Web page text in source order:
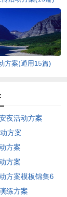
方案(通用15篇)
夜活动方案
方案
方案
方案
方案模板锦集6
练方案